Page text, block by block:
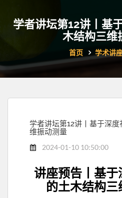
学者讲坛第12讲丨基
木结构三维
首页 学术讲
学者讲坛第12讲丨基于深
维振动测量
2024-01-10 10:50:00
讲座预告丨基
的土木结构